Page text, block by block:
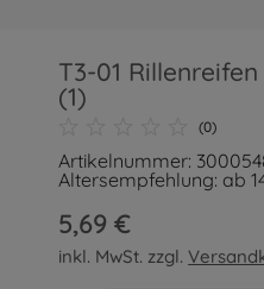
T3-01
(1)
(0)
Artikelnummer:
Altersempfehlung: ab
5,69 €
inkl. MwSt. zzgl.